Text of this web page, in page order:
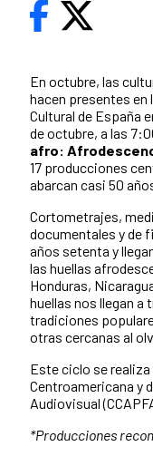
En octubre, las
hacen presentes en
Cultural de España
de octubre, a las
afro:
17 producciones
abarcan casi 50
Cortometrajes,
documentales y de
años setenta y
las huellas
Honduras,
huellas nos llegan a
tradiciones
otras cercanas al
Este ciclo se
Centroamericana y
Audiovisual
*Producciones